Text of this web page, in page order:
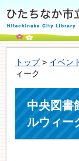
トップ> イベン
ィーク
中央図
ルウィー